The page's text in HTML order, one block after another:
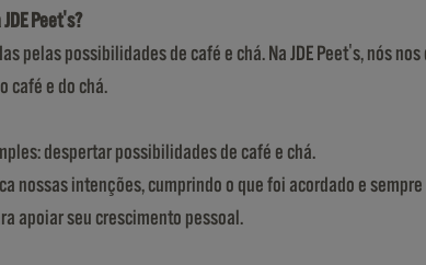
Peet's?
pelas possibilidades de café e chá. Na JDE Peet's, nós
café e do chá.
despertar possibilidades de café e chá.
nossas intenções, cumprindo o que foi acordado e
apoiar seu crescimento pessoal.